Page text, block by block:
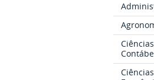
Ciências
Ciências